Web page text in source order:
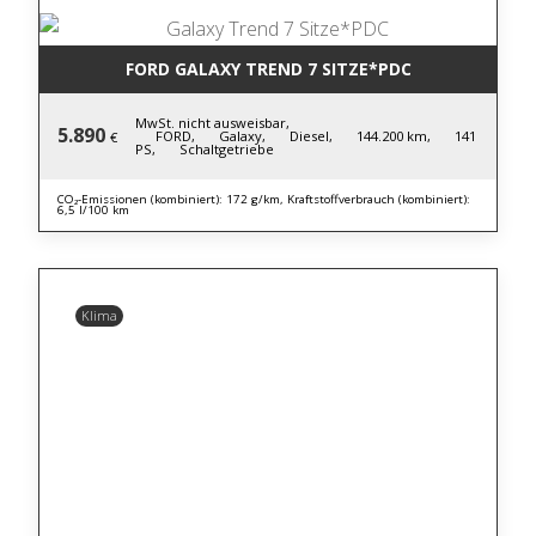
FORD GALAXY TREND 7 SITZE*PDC
5.890 €
MwSt. nicht ausweisbar,
FORD, Galaxy, Diesel, 144.200 km, 141
PS, Schaltgetriebe
CO₂-Emissionen (kombiniert): 172 g/km, Kraftstoffverbrauch (kombiniert):
6,5 l/100 km
Klima